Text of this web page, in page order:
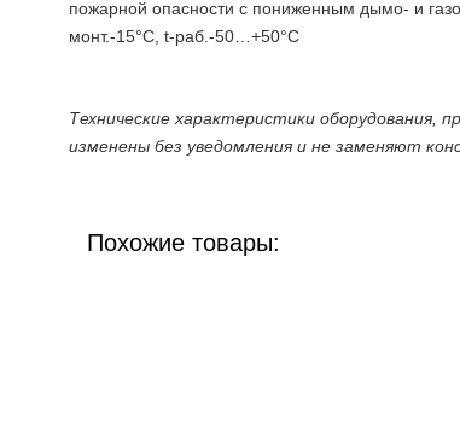
пожарной опасности с пониженным дымо- и
монт.-15°C, t-раб.-50…+50°C
Технические характеристики
изменены без уведомления и не заменяют
Похожие товары: